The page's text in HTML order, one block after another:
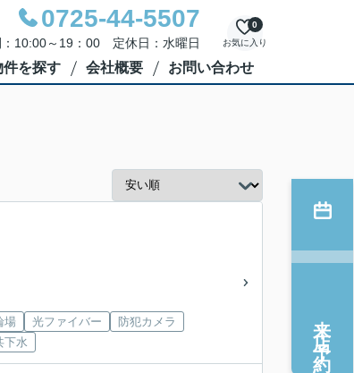
0725-44-5507
：10:00～19：00 定休日：水曜日 お気に入り
0
件を探す 会社概要 お問い合わせ
場 光ファイバー
防犯カメラ
下水
来店予約